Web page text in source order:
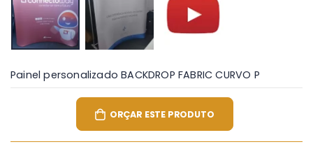
Painel personalizado BACKDROP FABRIC CURVO P
ORÇAR ESTE PRODUTO